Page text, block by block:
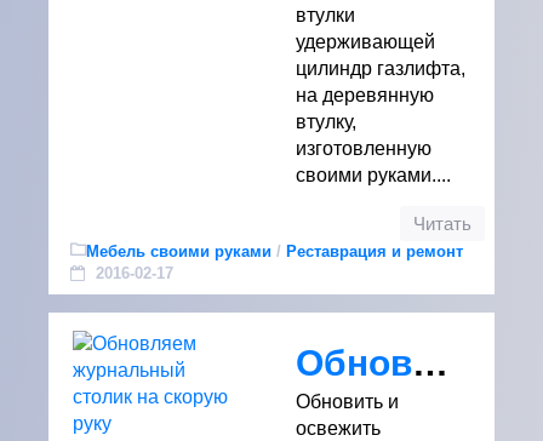
втулки
удерживающей
цилиндр газлифта,
на деревянную
втулку,
изготовленную
своими руками....
Читать
Мебель своими руками / Реставрация и ремонт
2016-02-17
Обновляем журнальный столик на скорую руку
Обновить и
освежить